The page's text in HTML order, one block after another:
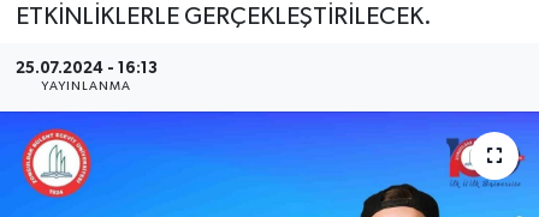
ETKİNLİKLERLE GERÇEKLEŞTİRİLECEK.
25.07.2024 - 16:13
YAYINLANMA
KÜLTÜR SANAT
MAGAZİN
YEREL